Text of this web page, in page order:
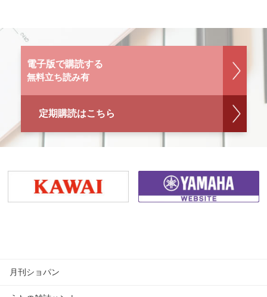
電子版で購読する
無料立ち読み有
定期購読はこちら
月刊ショパン